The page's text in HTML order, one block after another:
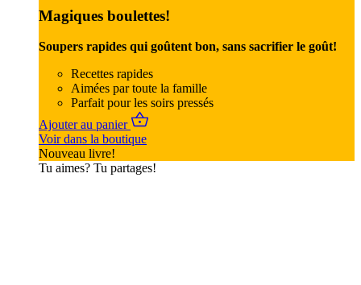
Magiques boulettes!
Soupers rapides qui goûtent bon, sans sacrifier le goût!
Recettes rapides
Aimées par toute la famille
Parfait pour les soirs pressés
Ajouter au panier
Voir dans la boutique
Nouveau livre!
Tu aimes? Tu partages!